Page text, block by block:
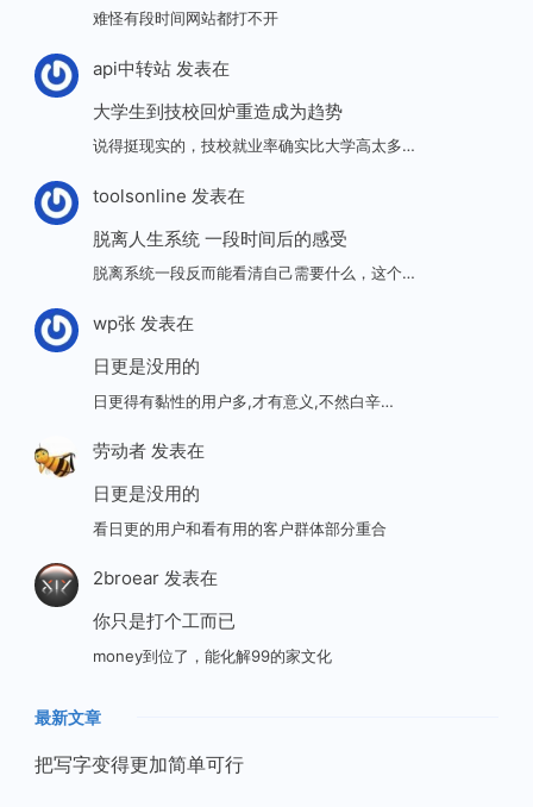
难怪有段时间网站都打不开
api中转站发表在
大学生到技校回炉重造成为趋势
说得挺现实的，技校就业率确实比大学高太多…
toolsonline 发表在
脱离人生系统 一段时间后的感受
脱离系统一段反而能看清自己需要什么，这个…
wp张发表在
日更是没用的
日更得有黏性的用户多,才有意义,不然白辛…
劳动者发表在
日更是没用的
看日更的用户和看有用的客户群体部分重合
2broear发表在
你只是打个工而已
money到位了，能化解99的家文化
最新文章
把写字变得更加简单可行